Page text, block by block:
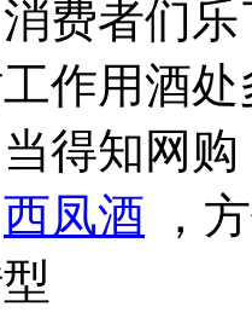
费者们
作用酒
得知网
西凤酒 ，